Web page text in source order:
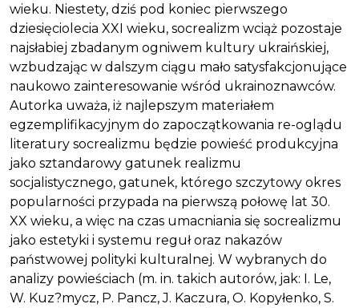
wieku. Niestety, dziś pod koniec pierwszego
dziesięciolecia XXI wieku, socrealizm wciąż pozostaje
najsłabiej zbadanym ogniwem kultury ukraińskiej,
wzbudzając w dalszym ciągu mało satysfakcjonujące
naukowo zainteresowanie wśród ukrainoznawców.
Autorka uważa, iż najlepszym materiałem
egzemplifikacyjnym do zapoczątkowania re-oglądu
literatury socrealizmu będzie powieść produkcyjna
jako sztandarowy gatunek realizmu
socjalistycznego, gatunek, którego szczytowy okres
popularności przypada na pierwszą połowę lat 30.
XX wieku, a więc na czas umacniania się socrealizmu
jako estetyki i systemu reguł oraz nakazów
państwowej polityki kulturalnej. W wybranych do
analizy powieściach (m. in. takich autorów, jak: I. Le,
W. Kuz?mycz, P. Pancz, J. Kaczura, O. Kopyłenko, S.